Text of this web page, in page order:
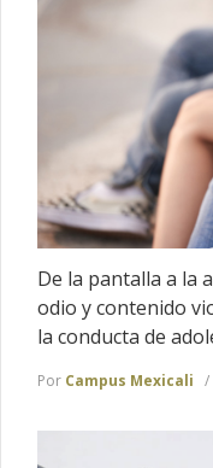
De la pantalla a la
odio y contenido
la conducta de
Por Campus Mexicali